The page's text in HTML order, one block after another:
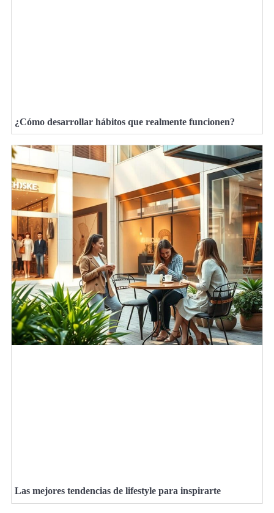
¿Cómo desarrollar hábitos que realmente funcionen?
Las mejores tendencias de lifestyle para inspirarte